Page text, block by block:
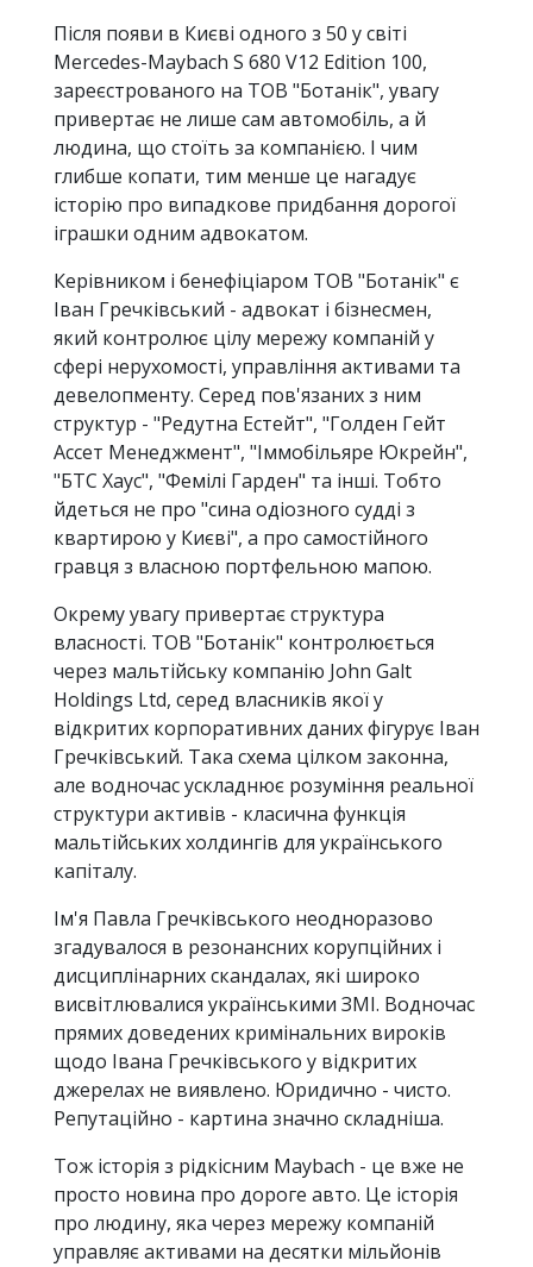
Після появи в Києві одного з 50 у світі
Mercedes-Maybach S 680 V12 Edition 100,
зареєстрованого на ТОВ "Ботанік", увагу
привертає не лише сам автомобіль, а й
людина, що стоїть за компанією. І чим
глибше копати, тим менше це нагадує
історію про випадкове придбання дорогої
іграшки одним адвокатом.
Керівником і бенефіціаром ТОВ "Ботанік" є
Іван Гречківський - адвокат і бізнесмен,
який контролює цілу мережу компаній у
сфері нерухомості, управління активами та
девелопменту. Серед пов'язаних з ним
структур - "Редутна Естейт", "Голден Гейт
Ассет Менеджмент", "Іммобільяре Юкрейн",
"БТС Хаус", "Фемілі Гарден" та інші. Тобто
йдеться не про "сина одіозного судді з
квартирою у Києві", а про самостійного
гравця з власною портфельною мапою.
Окрему увагу привертає структура
власності. ТОВ "Ботанік" контролюється
через мальтійську компанію John Galt
Holdings Ltd, серед власників якої у
відкритих корпоративних даних фігурує Іван
Гречківський. Така схема цілком законна,
але водночас ускладнює розуміння реальної
структури активів - класична функція
мальтійських холдингів для українського
капіталу.
Ім'я Павла Гречківського неодноразово
згадувалося в резонансних корупційних і
дисциплінарних скандалах, які широко
висвітлювалися українськими ЗМІ. Водночас
прямих доведених кримінальних вироків
щодо Івана Гречківського у відкритих
джерелах не виявлено. Юридично - чисто.
Репутаційно - картина значно складніша.
Тож історія з рідкісним Maybach - це вже не
просто новина про дороге авто. Це історія
про людину, яка через мережу компаній
управляє активами на десятки мільйонів